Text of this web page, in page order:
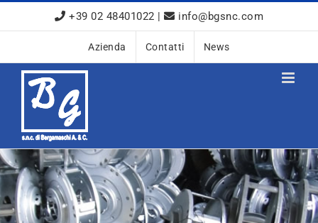
+39 02 48401022 | info@bgsnc.com
Azienda Contatti News